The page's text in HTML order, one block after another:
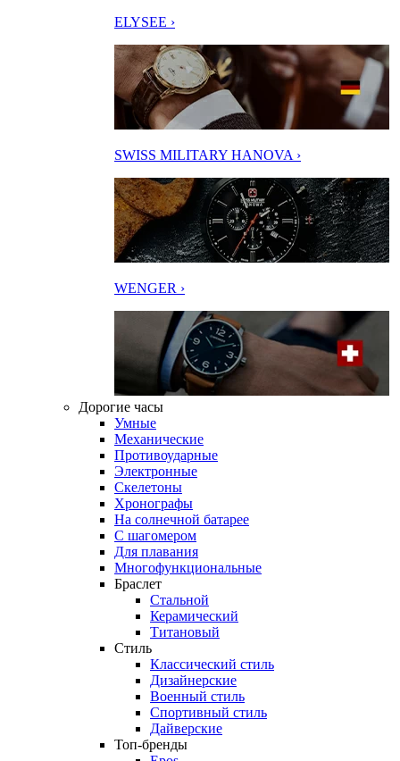
ELYSEE ›
SWISS MILITARY HANOVA ›
WENGER ›
Дорогие часы
Умные
Механические
Противоударные
Электронные
Скелетоны
Хронографы
На солнечной батарее
С шагомером
Для плавания
Многофункциональные
Браслет
Стальной
Керамический
Титановый
Стиль
Классический стиль
Дизайнерские
Военный стиль
Спортивный стиль
Дайверские
Топ-бренды